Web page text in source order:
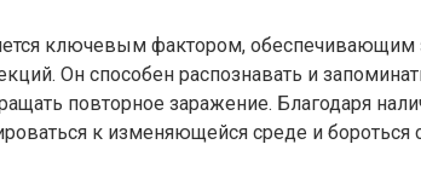
ключевым фактором, обеспечивающим
Он способен распознавать и
повторное заражение. Благодаря
к изменяющейся среде и